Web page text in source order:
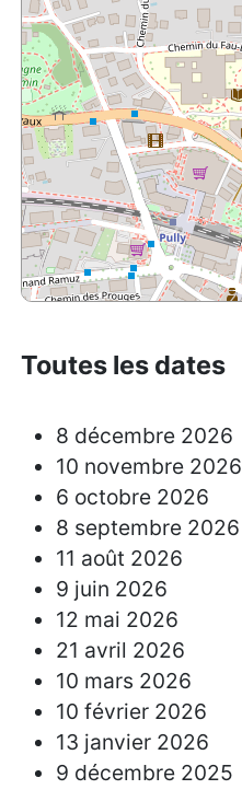
Toutes les dates
8 décembre 2026
10 novembre 2026
6 octobre 2026
8 septembre 2026
11 août 2026
9 juin 2026
12 mai 2026
21 avril 2026
10 mars 2026
10 février 2026
13 janvier 2026
9 décembre 2025